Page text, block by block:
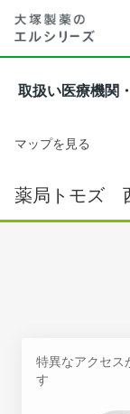
取扱い医療機関
マップを見る
薬局トモズ
特異なアクセス
す